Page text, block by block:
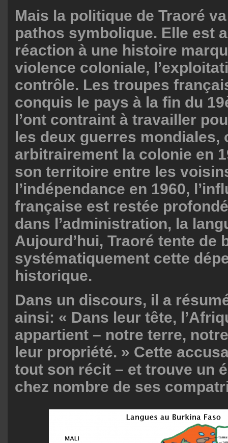
Mais la politique de Traoré
pathos symbolique. Elle est
réaction à une histoire
violence coloniale,
contrôle. Les troupes
conquis le pays à la fin du
l’ont contraint à travailler
les deux guerres mondiales,
arbitrairement la colonie en
son territoire entre les
l’indépendance en 1960,
française est restée
dans l’administration, la
Aujourd’hui, Traoré tente de
systématiquement cette
historique.
Dans un discours, il a
ainsi: « Dans leur tête,
appartient – notre terre,
leur propriété. » Cette
tout son récit – et trouve un
chez nombre de ses